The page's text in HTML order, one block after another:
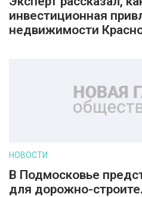
инвестиционная
недвижимости
НОВОСТИ
В Подмосковье
для дорожно-